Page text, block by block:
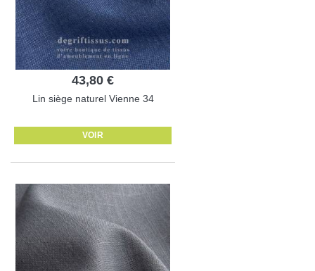
43,80 €
Lin siège naturel Vienne 34
VOIR